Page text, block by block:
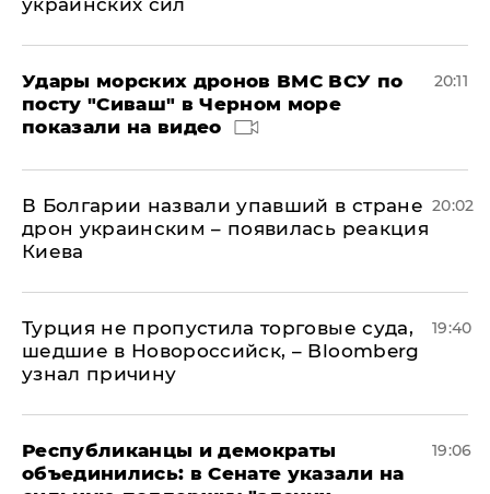
украинских сил
Удары морских дронов ВМС ВСУ по
посту "Сиваш" в Черном море
показали на видео
20:11
В Болгарии назвали упавший в стране
дрон украинским – появилась реакция
Киева
20:02
Турция не пропустила торговые суда,
шедшие в Новороссийск, – Bloomberg
узнал причину
19:40
Республиканцы и демократы
объединились: в Сенате указали на
19:06